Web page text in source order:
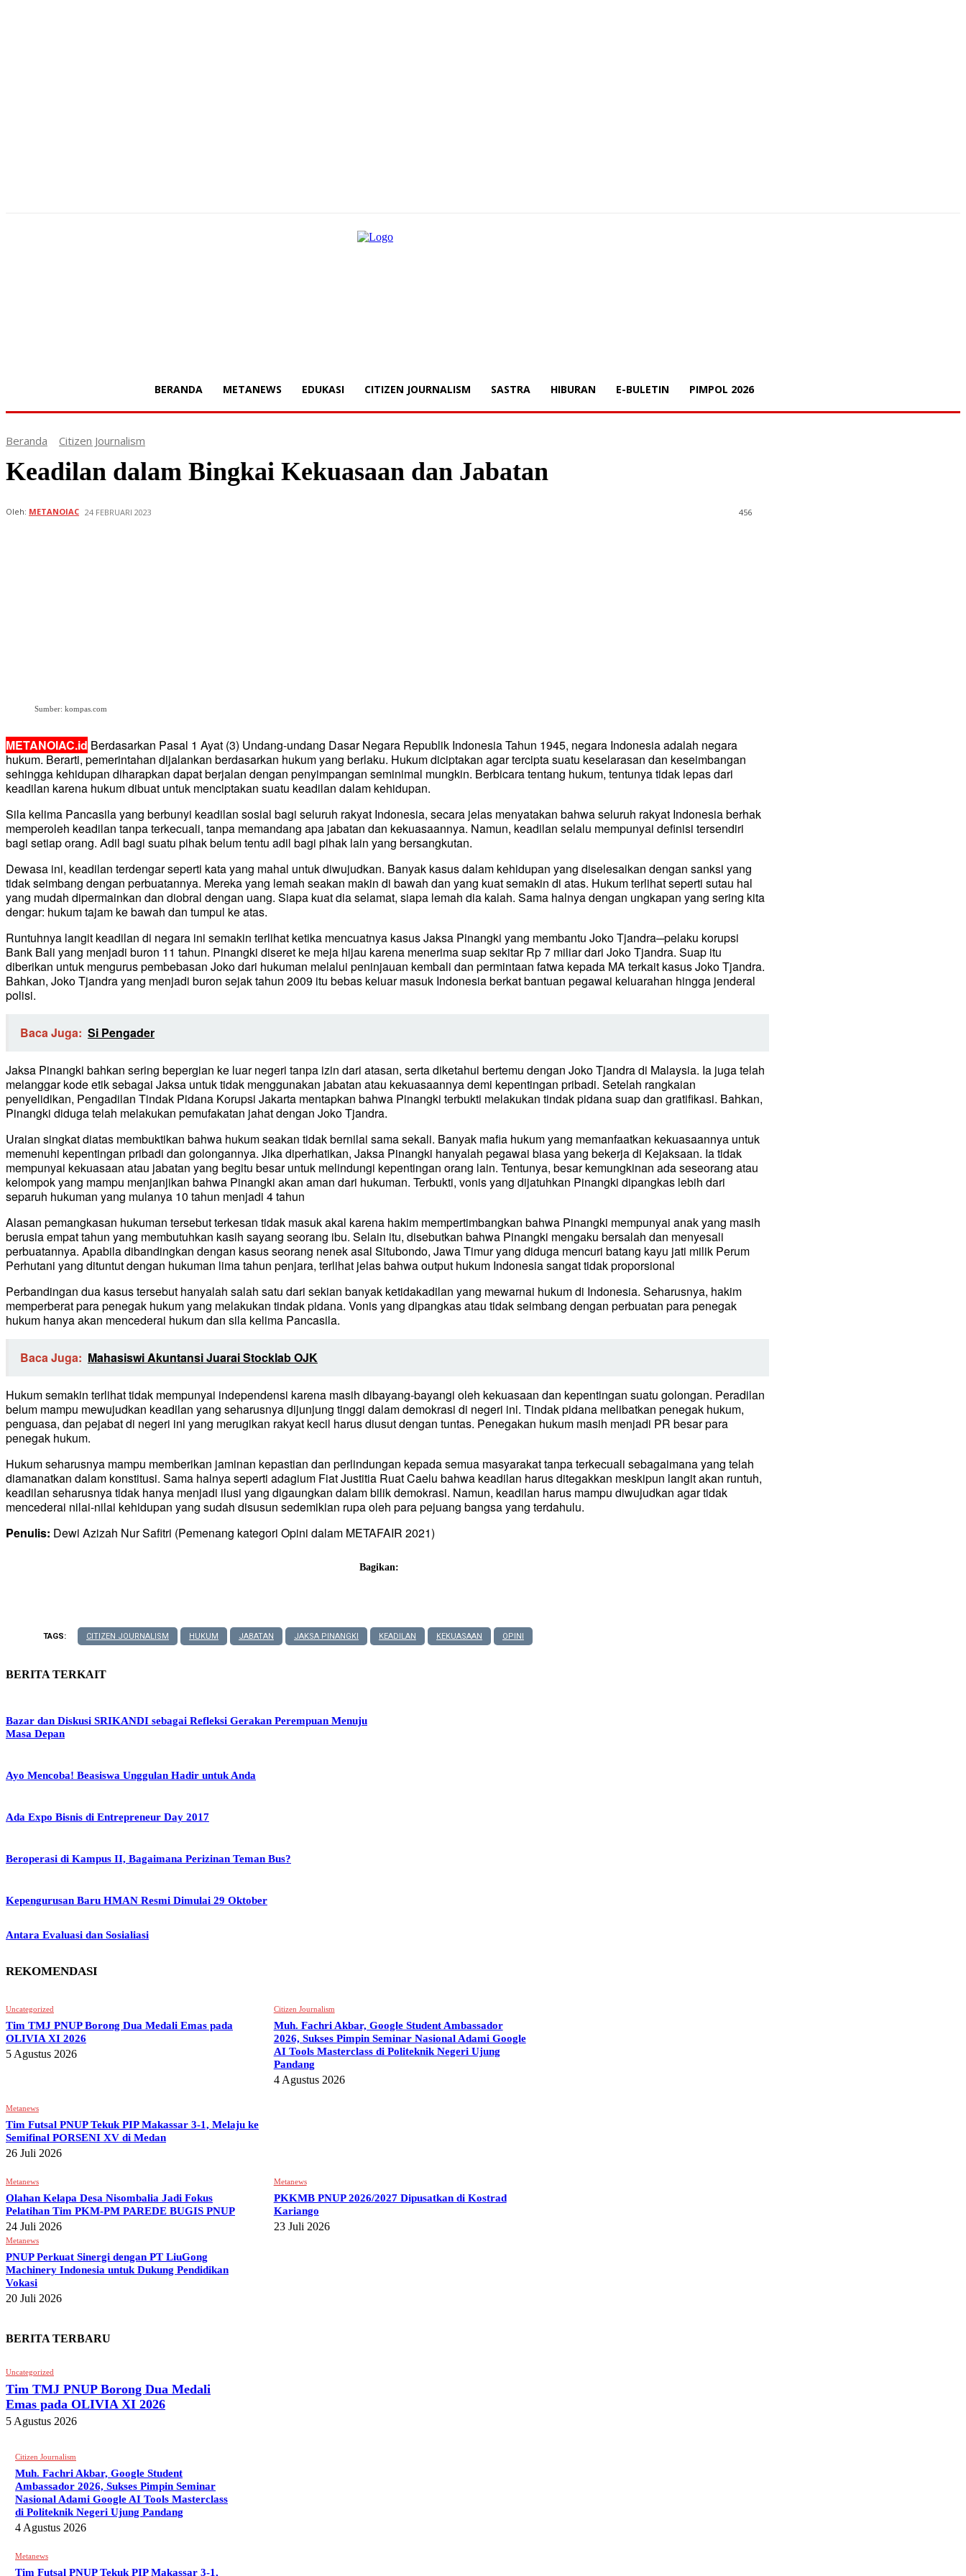
BERANDA METANEWS EDUKASI CITIZEN JOURNALISM SASTRA HIBURAN E-BULETIN PIMPOL 2026
Beranda Citizen Journalism
Keadilan dalam Bingkai Kekuasaan dan Jabatan
456
Oleh: METANOIAC 24 FEBRUARI 2023
Sumber: kompas.com
METANOIAC.id Berdasarkan Pasal 1 Ayat (3) Undang-undang Dasar Negara Republik Indonesia Tahun 1945, negara Indonesia adalah negara
hukum. Berarti, pemerintahan dijalankan berdasarkan hukum yang berlaku. Hukum diciptakan agar tercipta suatu keselarasan dan keseimbangan
sehingga kehidupan diharapkan dapat berjalan dengan penyimpangan seminimal mungkin. Berbicara tentang hukum, tentunya tidak lepas dari
keadilan karena hukum dibuat untuk menciptakan suatu keadilan dalam kehidupan.
Sila kelima Pancasila yang berbunyi keadilan sosial bagi seluruh rakyat Indonesia, secara jelas menyatakan bahwa seluruh rakyat Indonesia berhak
memperoleh keadilan tanpa terkecuali, tanpa memandang apa jabatan dan kekuasaannya. Namun, keadilan selalu mempunyai definisi tersendiri
bagi setiap orang. Adil bagi suatu pihak belum tentu adil bagi pihak lain yang bersangkutan.
Dewasa ini, keadilan terdengar seperti kata yang mahal untuk diwujudkan. Banyak kasus dalam kehidupan yang diselesaikan dengan sanksi yang
tidak seimbang dengan perbuatannya. Mereka yang lemah seakan makin di bawah dan yang kuat semakin di atas. Hukum terlihat seperti sutau hal
yang mudah dipermainkan dan diobral dengan uang. Siapa kuat dia selamat, siapa lemah dia kalah. Sama halnya dengan ungkapan yang sering kita
dengar: hukum tajam ke bawah dan tumpul ke atas.
Runtuhnya langit keadilan di negara ini semakin terlihat ketika mencuatnya kasus Jaksa Pinangki yang membantu Joko Tjandra─pelaku korupsi
Bank Bali yang menjadi buron 11 tahun. Pinangki diseret ke meja hijau karena menerima suap sekitar Rp 7 miliar dari Joko Tjandra. Suap itu
diberikan untuk mengurus pembebasan Joko dari hukuman melalui peninjauan kembali dan permintaan fatwa kepada MA terkait kasus Joko Tjandra.
Bahkan, Joko Tjandra yang menjadi buron sejak tahun 2009 itu bebas keluar masuk Indonesia berkat bantuan pegawai keluarahan hingga jenderal
polisi.
Baca Juga: Si Pengader
Jaksa Pinangki bahkan sering bepergian ke luar negeri tanpa izin dari atasan, serta diketahui bertemu dengan Joko Tjandra di Malaysia. Ia juga telah
melanggar kode etik sebagai Jaksa untuk tidak menggunakan jabatan atau kekuasaannya demi kepentingan pribadi. Setelah rangkaian
penyelidikan, Pengadilan Tindak Pidana Korupsi Jakarta mentapkan bahwa Pinangki terbukti melakukan tindak pidana suap dan gratifikasi. Bahkan,
Pinangki diduga telah melakukan pemufakatan jahat dengan Joko Tjandra.
Uraian singkat diatas membuktikan bahwa hukum seakan tidak bernilai sama sekali. Banyak mafia hukum yang memanfaatkan kekuasaannya untuk
memenuhi kepentingan pribadi dan golongannya. Jika diperhatikan, Jaksa Pinangki hanyalah pegawai biasa yang bekerja di Kejaksaan. Ia tidak
mempunyai kekuasaan atau jabatan yang begitu besar untuk melindungi kepentingan orang lain. Tentunya, besar kemungkinan ada seseorang atau
kelompok yang mampu menjanjikan bahwa Pinangki akan aman dari hukuman. Terbukti, vonis yang dijatuhkan Pinangki dipangkas lebih dari
separuh hukuman yang mulanya 10 tahun menjadi 4 tahun
Alasan pemangkasan hukuman tersebut terkesan tidak masuk akal karena hakim mempertimbangkan bahwa Pinangki mempunyai anak yang masih
berusia empat tahun yang membutuhkan kasih sayang seorang ibu. Selain itu, disebutkan bahwa Pinangki mengaku bersalah dan menyesali
perbuatannya. Apabila dibandingkan dengan kasus seorang nenek asal Situbondo, Jawa Timur yang diduga mencuri batang kayu jati milik Perum
Perhutani yang dituntut dengan hukuman lima tahun penjara, terlihat jelas bahwa output hukum Indonesia sangat tidak proporsional
Perbandingan dua kasus tersebut hanyalah salah satu dari sekian banyak ketidakadilan yang mewarnai hukum di Indonesia. Seharusnya, hakim
memperberat para penegak hukum yang melakukan tindak pidana. Vonis yang dipangkas atau tidak seimbang dengan perbuatan para penegak
hukum hanya akan mencederai hukum dan sila kelima Pancasila.
Baca Juga: Mahasiswi Akuntansi Juarai Stocklab OJK
Hukum semakin terlihat tidak mempunyai independensi karena masih dibayang-bayangi oleh kekuasaan dan kepentingan suatu golongan. Peradilan
belum mampu mewujudkan keadilan yang seharusnya dijunjung tinggi dalam demokrasi di negeri ini. Tindak pidana melibatkan penegak hukum,
penguasa, dan pejabat di negeri ini yang merugikan rakyat kecil harus diusut dengan tuntas. Penegakan hukum masih menjadi PR besar para
penegak hukum.
Hukum seharusnya mampu memberikan jaminan kepastian dan perlindungan kepada semua masyarakat tanpa terkecuali sebagaimana yang telah
diamanatkan dalam konstitusi. Sama halnya seperti adagium Fiat Justitia Ruat Caelu bahwa keadilan harus ditegakkan meskipun langit akan runtuh,
keadilan seharusnya tidak hanya menjadi ilusi yang digaungkan dalam bilik demokrasi. Namun, keadilan harus mampu diwujudkan agar tidak
mencederai nilai-nilai kehidupan yang sudah disusun sedemikian rupa oleh para pejuang bangsa yang terdahulu.
Penulis: Dewi Azizah Nur Safitri (Pemenang kategori Opini dalam METAFAIR 2021)
Bagikan:
TAGS: CITIZEN JOURNALISM HUKUM JABATAN JAKSA PINANGKI KEADILAN KEKUASAAN OPINI
BERITA TERKAIT
Bazar dan Diskusi SRIKANDI sebagai Refleksi Gerakan Perempuan Menuju
Masa Depan
Ayo Mencoba! Beasiswa Unggulan Hadir untuk Anda
Ada Expo Bisnis di Entrepreneur Day 2017
Beroperasi di Kampus II, Bagaimana Perizinan Teman Bus?
Kepengurusan Baru HMAN Resmi Dimulai 29 Oktober
Antara Evaluasi dan Sosialiasi
REKOMENDASI
Uncategorized
Tim TMJ PNUP Borong Dua Medali Emas pada
OLIVIA XI 2026
5 Agustus 2026
Citizen Journalism
Muh. Fachri Akbar, Google Student Ambassador
2026, Sukses Pimpin Seminar Nasional Adami Google
AI Tools Masterclass di Politeknik Negeri Ujung
Pandang
4 Agustus 2026
Metanews
Tim Futsal PNUP Tekuk PIP Makassar 3-1, Melaju ke
Semifinal PORSENI XV di Medan
26 Juli 2026
Metanews
Olahan Kelapa Desa Nisombalia Jadi Fokus
Pelatihan Tim PKM-PM PAREDE BUGIS PNUP
24 Juli 2026
Metanews
PKKMB PNUP 2026/2027 Dipusatkan di Kostrad
Kariango
23 Juli 2026
Metanews
PNUP Perkuat Sinergi dengan PT LiuGong
Machinery Indonesia untuk Dukung Pendidikan
Vokasi
20 Juli 2026
BERITA TERBARU
Uncategorized
Tim TMJ PNUP Borong Dua Medali
Emas pada OLIVIA XI 2026
5 Agustus 2026
Citizen Journalism
Muh. Fachri Akbar, Google Student
Ambassador 2026, Sukses Pimpin Seminar
Nasional Adami Google AI Tools Masterclass
di Politeknik Negeri Ujung Pandang
4 Agustus 2026
Metanews
Tim Futsal PNUP Tekuk PIP Makassar 3-1,